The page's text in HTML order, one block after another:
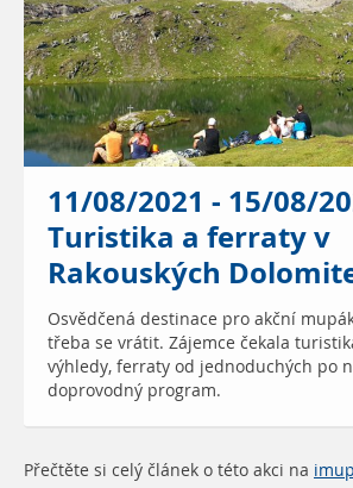
11/08/2021 - 15/08/
Turistika a ferraty v
Rakouských
Osvědčená destinace pro akční
třeba se vrátit. Zájemce čekala
výhledy, ferraty od jednoduchých po
doprovodný program.
Přečtěte si celý článek o této akci na